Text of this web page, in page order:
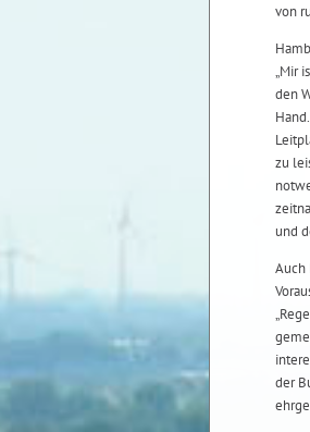
von
„Mir
den
zu
und
Auch
der